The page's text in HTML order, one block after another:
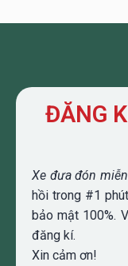
ĐĂNG
Xe đưa đón
hồi trong #1
bảo mật 100%.
đăng kí.
Xin cảm ơn!